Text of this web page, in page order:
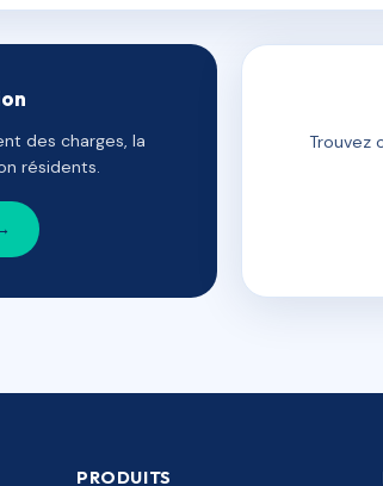
des charges, la
résidents.
Trouvez
PRODUITS